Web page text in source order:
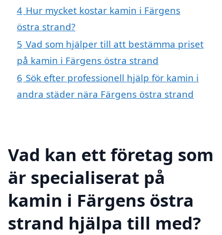
4 Hur mycket kostar kamin i Färgens
östra strand?
5 Vad som hjälper till att bestämma priset
på kamin i Färgens östra strand
6 Sök efter professionell hjälp för kamin i
andra städer nära Färgens östra strand
Vad kan ett företag som
är specialiserat på
kamin i Färgens östra
strand hjälpa till med?